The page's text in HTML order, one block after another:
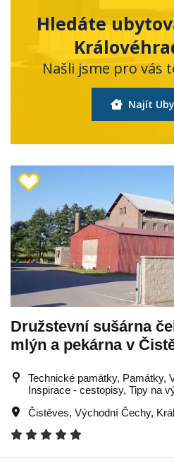
Hledáte
Našli jsme pro vás
Najít
Družstevní sušárna
mlýn a pekárna v
Technické památky, Památky,
Inspirace - cestopisy, Tipy na
Čistěves, Východní Čechy,